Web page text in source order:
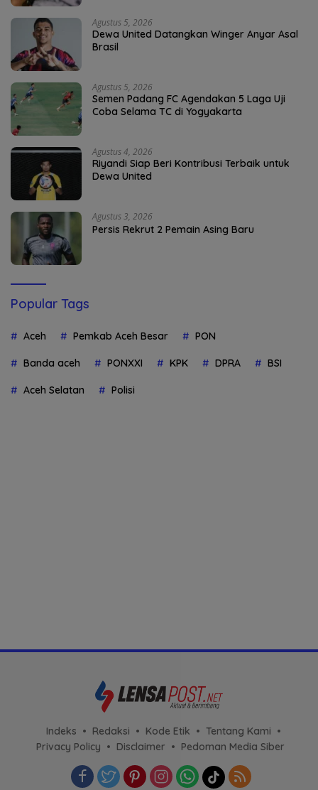
Agustus 5, 2026
Dewa United Datangkan Winger Anyar Asal
Brasil
Agustus 5, 2026
Semen Padang FC Agendakan 5 Laga Uji
Coba Selama TC di Yogyakarta
Agustus 4, 2026
Riyandi Siap Beri Kontribusi Terbaik untuk
Dewa United
Agustus 3, 2026
Persis Rekrut 2 Pemain Asing Baru
Popular Tags
Aceh Pemkab Aceh Besar PON
Banda aceh PONXXI KPK DPRA BSI
Aceh Selatan Polisi
Indeks Redaksi Kode Etik
Tentang Kami
Privacy Policy
Disclaimer Pedoman Media Siber